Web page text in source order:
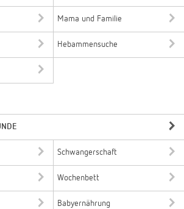
Mama und Familie
Hebammensuche
Schwangerschaft
Wochenbett
Babyernährung